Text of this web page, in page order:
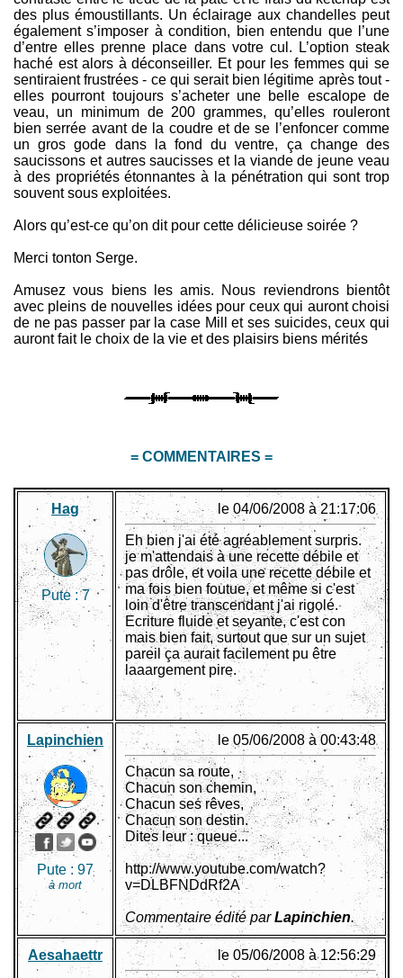
des plus émoustillants. Un éclairage aux chandelles peut
également s’imposer à condition, bien entendu que l’une
d’entre elles prenne place dans votre cul. L’option steak
haché est alors à déconseiller. Et pour les femmes qui se
sentiraient frustrées - ce qui serait bien légitime après tout -
elles pourront toujours s’acheter une belle escalope de
veau, un minimum de 200 grammes, qu’elles rouleront
bien serrée avant de la coudre et de se l’enfoncer comme
un gros gode dans la fond du ventre, ça change des
saucissons et autres saucisses et la viande de jeune veau
à des propriétés étonnantes à la pénétration qui sont trop
souvent sous exploitées.
Alors qu’est-ce qu’on dit pour cette délicieuse soirée ?
Merci tonton Serge.
Amusez vous biens les amis. Nous reviendrons bientôt
avec pleins de nouvelles idées pour ceux qui auront choisi
de ne pas passer par la case Mill et ses suicides, ceux qui
auront fait le choix de la vie et des plaisirs biens mérités
= COMMENTAIRES =
Hag
Pute :7
le 04/06/2008 à 21:17:06
Eh bien j'ai été agréablement surpris.
je m'attendais à une recette débile et
pas drôle, et voila une recette débile et
ma fois bien foutue, et même si c'est
loin d'être transcendant j'ai rigolé.
Ecriture fluide et seyante, c'est con
mais bien fait, surtout que sur un sujet
pareil ça aurait facilement pu être
laaargement pire.
Lapinchien
Pute : 97
à mort
le 05/06/2008 à 00:43:48
Chacun sa route,
Chacun son chemin,
Chacun ses rêves,
Chacun son destin.
Dites leur : queue...
http://www.youtube.com/watch?
v=DLBFNDdRf2A
Commentaire édité parLapinchien.
Aesahaettr le 05/06/2008 à 12:56:29